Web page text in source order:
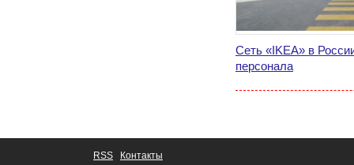
Сеть «IKEA» в
персонала
RSS
Контакты